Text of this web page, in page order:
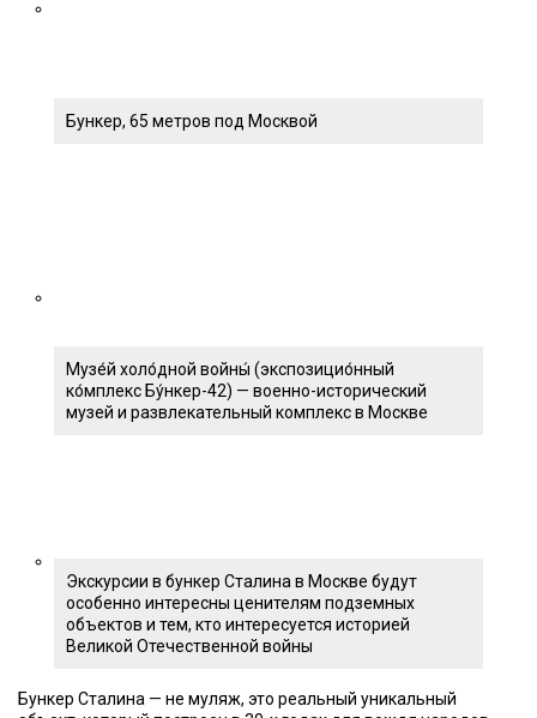
Бункер, 65 метров под Москвой
Музе́й холо́дной войны́ (экспозицио́нный
ко́мплекс Бу́нкер-42) — военно-исторический
музей и развлекательный комплекс в Москве
Экскурсии в бункер Сталина в Москве будут
особенно интересны ценителям подземных
объектов и тем, кто интересуется историей
Великой Отечественной войны
Бункер Сталина — не муляж, это реальный уникальный